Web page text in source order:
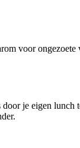
voor
je eigen